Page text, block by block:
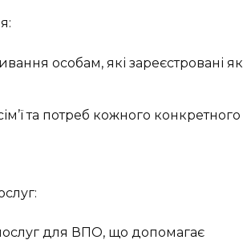
особам, які зареєстровані як
та потреб кожного конкретного
для ВПО, що допомагає